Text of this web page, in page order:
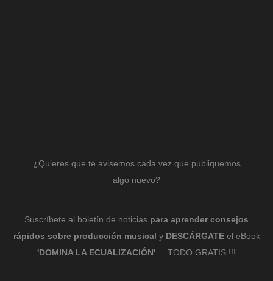
¿Quieres que te avisemos cada vez que publiquemos
algo nuevo?
Suscríbete al boletín de noticias para aprender consejos
rápidos sobre producción musical y DESCÁRGATEel eBook
'DOMINA LA ECUALIZACIÓN' ... TODO GRATIS !!!